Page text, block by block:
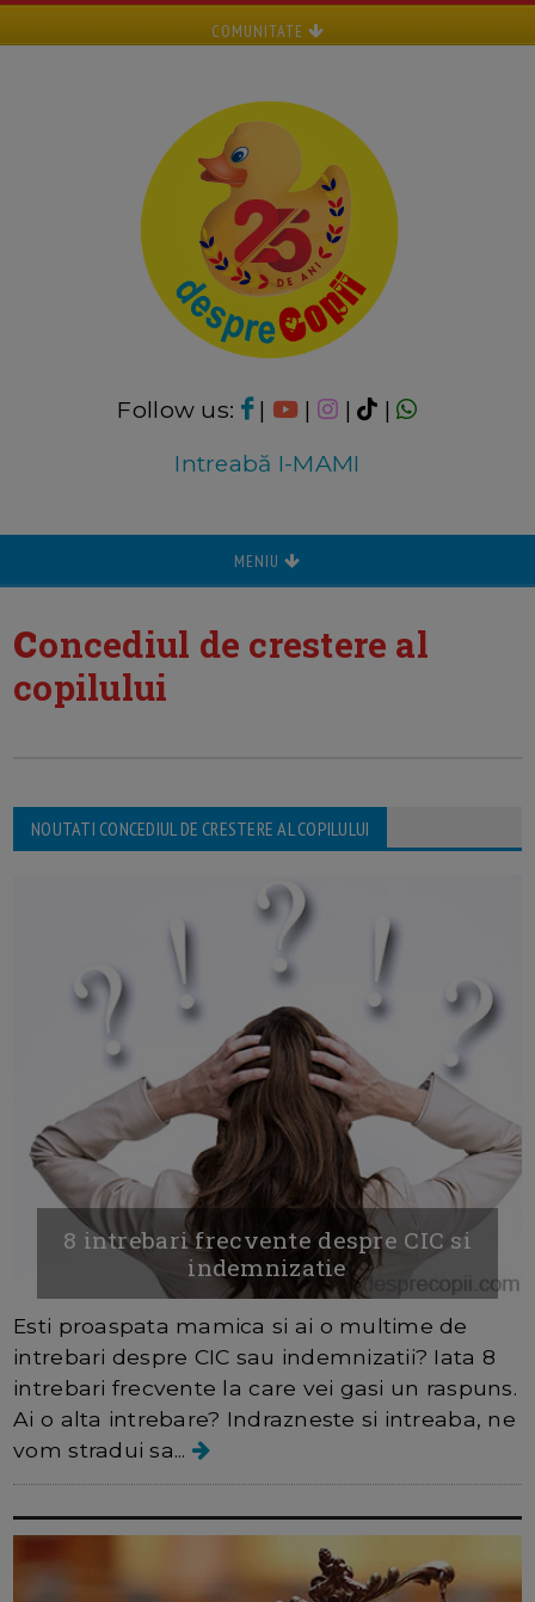
COMUNITATE
Follow us: | | |
|
Intreabă I-MAMI
MENIU
concediul de crestere al
copilului
NOUTATI CONCEDIUL DE CRESTERE AL COPILULUI
8 intrebari frecvente despre CIC si
indemnizatie
Esti proaspata mamica si ai o multime de
intrebari despre CIC sau indemnizatii? Iata 8
intrebari frecvente la care vei gasi un raspuns.
Ai o alta intrebare? Indrazneste si intreaba, ne
vom stradui sa...